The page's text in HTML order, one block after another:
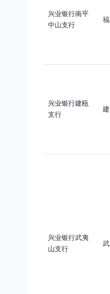
兴业银行南平
中山支行
兴业银行建瓯
支行
兴业银行武夷
山支行